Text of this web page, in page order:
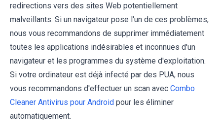
redirections vers des sites Web potentiellement
malveillants. Si un navigateur pose l'un de ces problèmes,
nous vous recommandons de supprimer immédiatement
toutes les applications indésirables et inconnues d'un
navigateur et les programmes du système d'exploitation.
Si votre ordinateur est déjà infecté par des PUA, nous
vous recommandons d'effectuer un scan avec Combo
Cleaner Antivirus pour Android pour les éliminer
automatiquement.